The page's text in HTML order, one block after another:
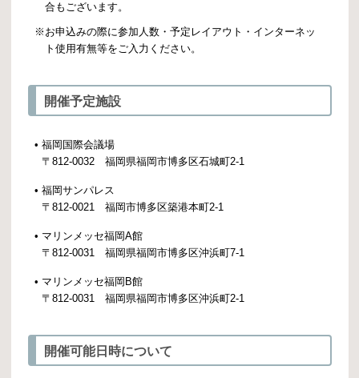
合もございます。
※ お申込みの際に参加人数・予定レイアウト・インターネッ
ト使用有無等をご入力ください。
開催予定施設
• 福岡国際会議場
〒812-0032 福岡県福岡市博多区石城町2-1
• 福岡サンパレス
〒812-0021 福岡市博多区築港本町2-1
• マリンメッセ福岡A館
〒812-0031 福岡県福岡市博多区沖浜町7-1
• マリンメッセ福岡B館
〒812-0031 福岡県福岡市博多区沖浜町2-1
開催可能日時について